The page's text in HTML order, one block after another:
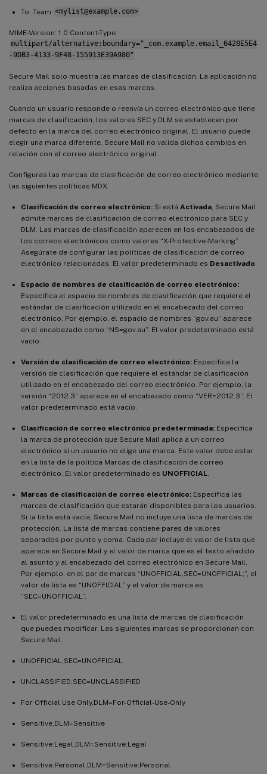
To: Team <mylist@example.com>
MIME-Version: 1.0 Content-Type:
multipart/alternative;boundary="_com.example.email_6428E5E4
-9DB3-4133-9F48-155913E39A980"
Secure Mail solo muestra las marcas de clasificación. La aplicación no
realiza acciones basadas en esas marcas.
Cuando un usuario responde o reenvía un correo electrónico que tiene
marcas de clasificación, los valores SEC y DLM se establecen por
defecto en la marca del correo electrónico original. El usuario puede
elegir una marca diferente. Secure Mail no valida dichos cambios en
relación con el correo electrónico original.
Configuras las marcas de clasificación de correo electrónico mediante
las siguientes políticas MDX.
Clasificación de correo electrónico: Si está Activada , Secure Mail
admite marcas de clasificación de correo electrónico para SEC y
DLM. Las marcas de clasificación aparecen en los encabezados de
los correos electrónicos como valores “X-Protective-Marking”.
Asegúrate de configurar las políticas de clasificación de correo
electrónico relacionadas. El valor predeterminado es Desactivado
Espacio de nombres de clasificación de correo electrónico:
Especifica el espacio de nombres de clasificación que requiere el
estándar de clasificación utilizado en el encabezado del correo
electrónico. Por ejemplo, el espacio de nombres “gov.au” aparece
en el encabezado como “NS=gov.au”. El valor predeterminado está
vacío.
Versión de clasificación de correo electrónico: Especifica la
versión de clasificación que requiere el estándar de clasificación
utilizado en el encabezado del correo electrónico. Por ejemplo, la
versión “2012.3” aparece en el encabezado como “VER=2012.3”. El
valor predeterminado está vacío.
Clasificación de correo electrónico predeterminada: Especifica
la marca de protección que Secure Mail aplica a un correo
electrónico si un usuario no elige una marca. Este valor debe estar
en la lista de la política Marcas de clasificación de correo
electrónico. El valor predeterminado es UNOFFICIAL
Marcas de clasificación de correo electrónico: Especifica las
marcas de clasificación que estarán disponibles para los usuarios.
Si la lista está vacía, Secure Mail no incluye una lista de marcas de
protección. La lista de marcas contiene pares de valores
separados por punto y coma. Cada par incluye el valor de lista que
aparece en Secure Mail y el valor de marca que es el texto añadido
al asunto y al encabezado del correo electrónico en Secure Mail.
Por ejemplo, en el par de marcas “UNOFFICIAL,SEC=UNOFFICIAL;”, el
valor de lista es “UNOFFICIAL” y el valor de marca es
“SEC=UNOFFICIAL”.
El valor predeterminado es una lista de marcas de clasificación
que puedes modificar. Las siguientes marcas se proporcionan con
Secure Mail.
UNOFFICIAL,SEC=UNOFFICIAL
UNCLASSIFIED,SEC=UNCLASSIFIED
For Official Use Only,DLM=For-Official-Use-Only
Sensitive,DLM=Sensitive
Sensitive:Legal,DLM=Sensitive:Legal
Sensitive:Personal,DLM=Sensitive:Personal